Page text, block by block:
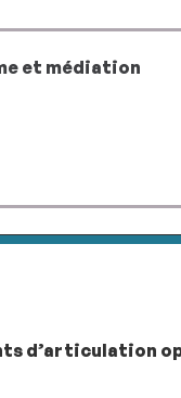
et médiation
d’articulation